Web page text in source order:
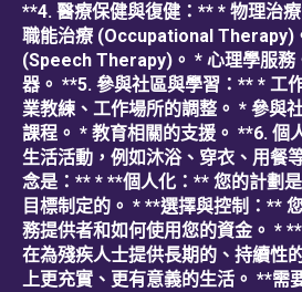
**4. 醫療保健與復健：** * 物理治
職能治療 (Occupational Therapy)
(Speech Therapy)。 * 心理學服務
器。 **5. 參與社區與學習：** * 工
業教練、工作場所的調整。 * 參與
課程。 * 教育相關的支援。 **6. 個
生活活動，例如沐浴、穿衣、用餐
念是：** * **個人化：** 您的計劃
目標制定的。 * **選擇與控制：**
務提供者和如何使用您的資金。 *
在為殘疾人士提供長期的、持續性
上更充實、更有意義的生活。 **需